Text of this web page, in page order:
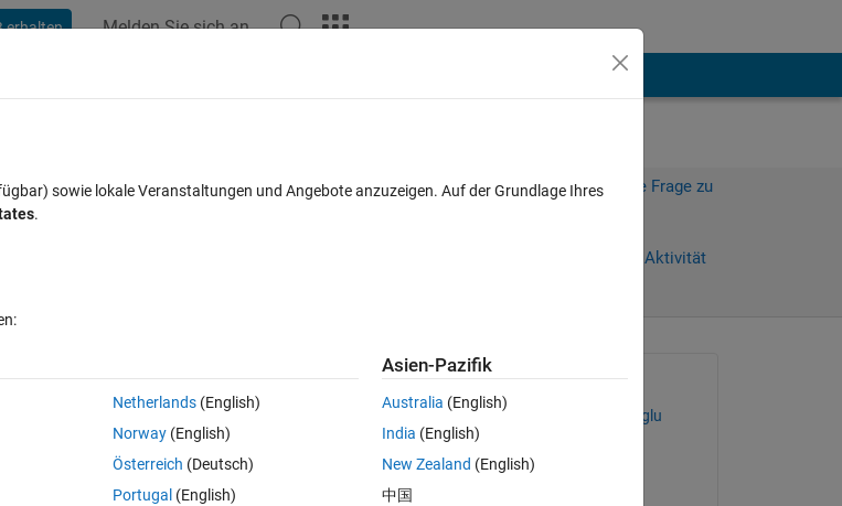
erhalten Melden Sie sich an
Melden Sie sich an, um diese Frage zu
Anmelden, um Aktivität
0 Stimmen
I have ''debug assertrion failed'' error. What
Mehmet Tugberk Turkoglu
am 27 Jul. 2023
sowie lokale Veranstaltungen und Angebote anzuzeigen. Auf der Grundlage Ihres
.
Netherlands(English)
Norway(English)
Österreich (Deutsch)
Portugal (English)
Asien-Pazifik
Australia (English)
India (English)
New Zealand (English)
中国